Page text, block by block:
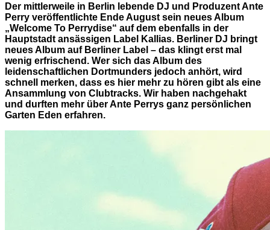
Der mittlerweile in Berlin lebende DJ und Produzent Ante
Perry veröffentlichte Ende August sein neues Album
„Welcome To Perrydise“ auf dem ebenfalls in der
Hauptstadt ansässigen Label Kallias. Berliner DJ bringt
neues Album auf Berliner Label – das klingt erst mal
wenig erfrischend. Wer sich das Album des
leidenschaftlichen Dortmunders jedoch anhört, wird
schnell merken, dass es hier mehr zu hören gibt als eine
Ansammlung von Clubtracks. Wir haben nachgehakt
und durften mehr über Ante Perrys ganz persönlichen
Garten Eden erfahren.